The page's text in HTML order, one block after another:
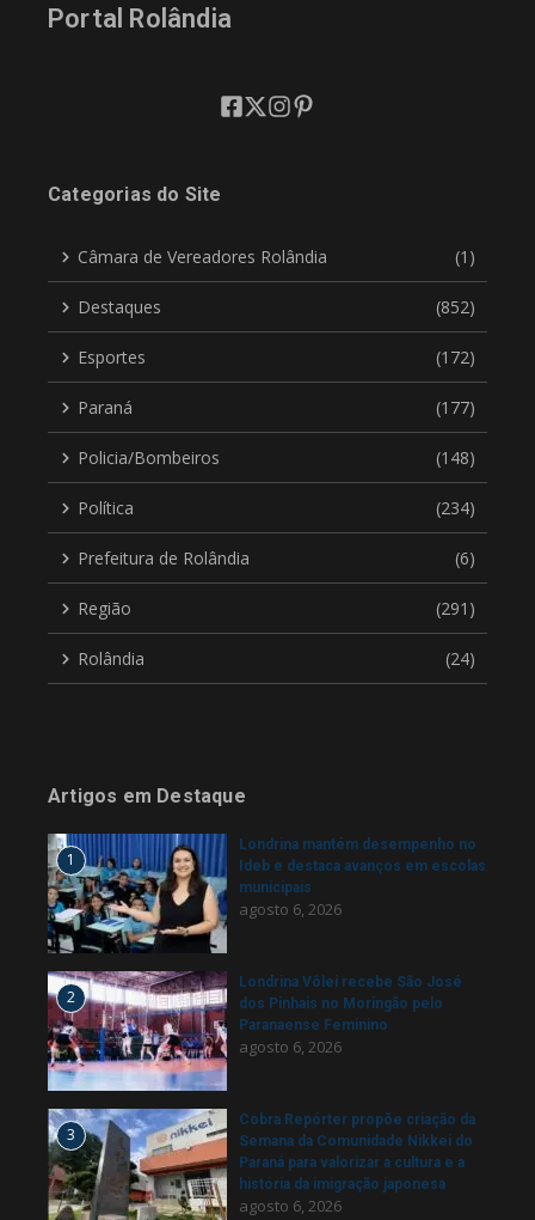
Portal Rolândia
Categorias do Site
Câmara de Vereadores Rolândia (1)
Destaques (852)
Esportes (172)
Paraná (177)
Policia/Bombeiros (148)
Política (234)
Prefeitura de Rolândia (6)
Região (291)
Rolândia (24)
Artigos em Destaque
1
Londrina mantém desempenho no
Ideb e destaca avanços em escolas
municipais
agosto 6, 2026
2
Londrina Vôlei recebe São José
dos Pinhais no Moringão pelo
Paranaense Feminino
agosto 6, 2026
3
Cobra Repórter propõe criação da
Semana da Comunidade Nikkei do
Paraná para valorizar a cultura e a
história da imigração japonesa
agosto 6, 2026